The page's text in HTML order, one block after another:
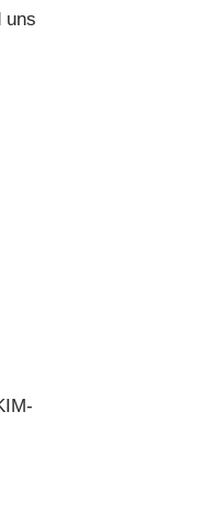
uns